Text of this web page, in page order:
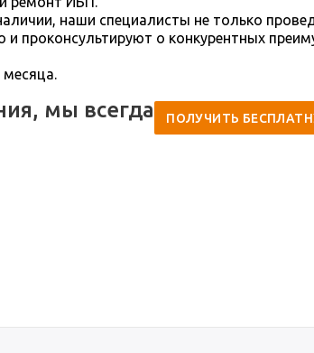
наши специалисты не только
проконсультируют о конкурентных
месяца.
ПОЛУЧИТЬ
мы всегда